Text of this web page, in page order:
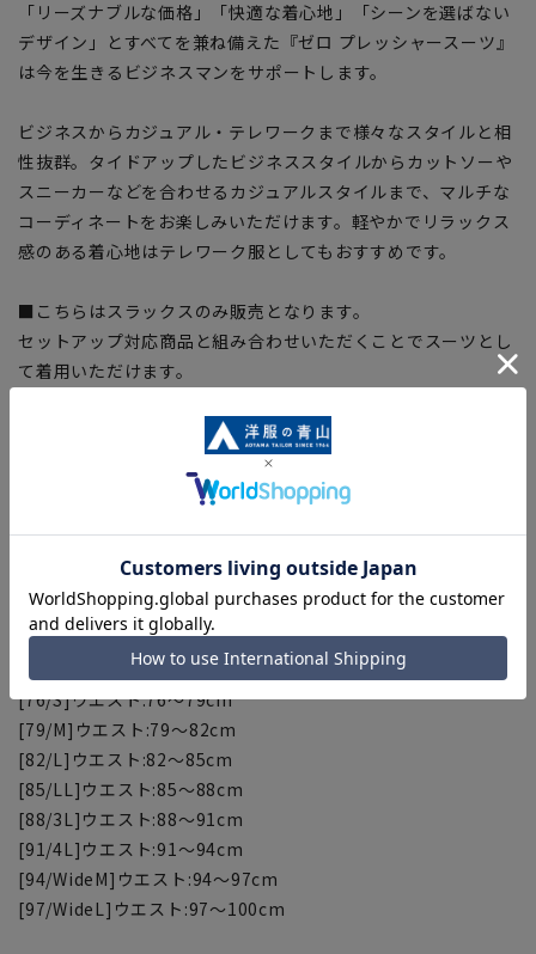
「リーズナブルな価格」「快適な着心地」「シーンを選ばない
デザイン」とすべてを兼ね備えた『ゼロ プレッシャースーツ』
は今を生きるビジネスマンをサポートします。
ビジネスからカジュアル・テレワークまで様々なスタイルと相
性抜群。タイドアップしたビジネススタイルからカットソーや
スニーカーなどを合わせるカジュアルスタイルまで、マルチな
コーディネートをお楽しみいただけます。軽やかでリラックス
感のある着心地はテレワーク服としてもおすすめです。
■こちらはスラックスのみ販売となります。
セットアップ対応商品と組み合わせいただくことでスーツとし
て着用いただけます。
※セットアップ対応商品は在庫切れの場合がございます。
長さの調節は出来ません、予めご了承ください。
【ウエスト対応サイズ】
[73/SS]ウエスト:70～73cm
[76/S]ウエスト:76～79cm
[79/M]ウエスト:79～82cm
[82/L]ウエスト:82～85cm
[85/LL]ウエスト:85～88cm
[88/3L]ウエスト:88～91cm
[91/4L]ウエスト:91～94cm
[94/WideM]ウエスト:94～97cm
[97/WideL]ウエスト:97～100cm